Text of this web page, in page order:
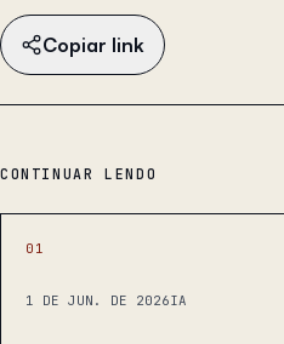
Copiar link
CONTINUAR LENDO
01
1 DE JUN. DE 2026IA